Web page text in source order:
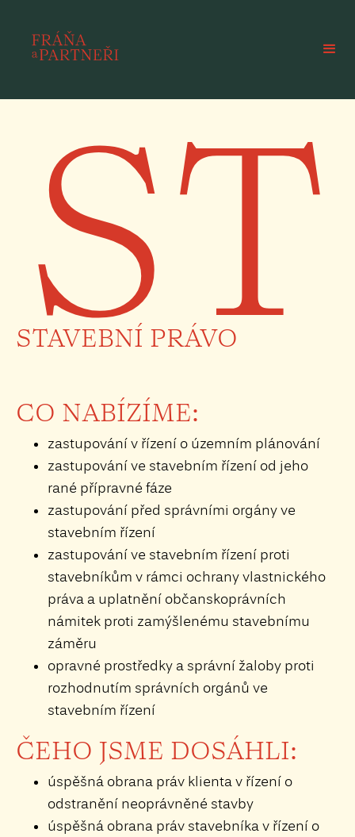
ST
STAVEBNÍ PRÁVO
CO NABÍZÍME:
zastupování v řízení o územním plánování
zastupování ve stavebním řízení od jeho
rané přípravné fáze
zastupování před správními orgány ve
stavebním řízení
zastupování ve stavebním řízení proti
stavebníkům v rámci ochrany vlastnického
práva a uplatnění občanskoprávních
námitek proti zamýšlenému stavebnímu
záměru
opravné prostředky a správní žaloby proti
rozhodnutím správních orgánů ve
stavebním řízení
ČEHO JSME DOSÁHLI:
úspěšná obrana práv klienta v řízení o
odstranění neoprávněné stavby
úspěšná obrana práv stavebníka v řízení o